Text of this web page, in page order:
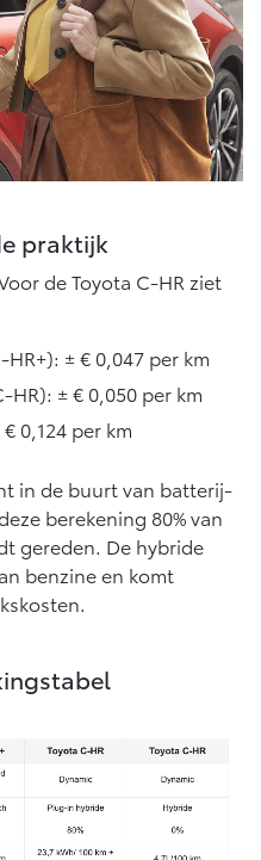
Vanaf € 48.995,-
Proace City (excl. BTW)
OOK ALS BATTERIJ-
ELEKTRISCH
BATTERIJ-ELEKTRISCH
Vanaf € 55.950,-
Hilux (excl. BTW)
praktijk
de Toyota C-HR ziet
± € 0,047 per km
± € 0,050 per km
0,124 per km
in de buurt van batterij-
berekening 80% van
gereden. De hybride
benzine en komt